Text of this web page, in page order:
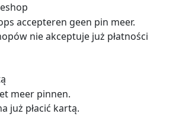
accepteren geen pin meer.
nie akceptuje już płatności
meer pinnen.
już płacić kartą.